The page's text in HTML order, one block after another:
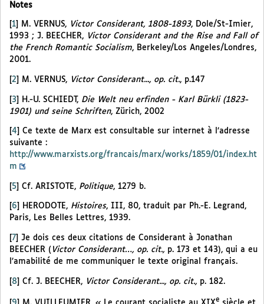
Notes
1 M. VERNUS, Victor Considerant, 1808-1893, Dole/St-Imier,
1993 ; J. BEECHER, Victor Considerant and the Rise and Fall of
the French Romantic Socialism, Berkeley/Los Angeles/Londres,
2001.
2 M. VERNUS, Victor Considerant..., op. cit., p.147
[3] H.-U. SCHIEDT, Die Welt neu erfinden - Karl Bürkli (1823-
1901) und seine Schriften, Zürich, 2002
4
Ce texte de Marx est consultable sur internet à l’adresse
suivante :
http://www.marxists.org/francais/marx/works/1859/01/index.ht
m
[5] Cf. ARISTOTE, Politique, 1279 b.
6 HERODOTE, Histoires, III, 80, traduit par Ph.-E. Legrand,
Paris, Les Belles Lettres, 1939.
7
Je dois ces deux citations de Considerant à Jonathan
BEECHER ( Victor Considerant…, op. cit., p. 173 et 143), qui a eu
l’amabilité de me communiquer le texte original français.
[8] Cf. J. BEECHER, Victor Considerant..., op. cit., p. 182.
e